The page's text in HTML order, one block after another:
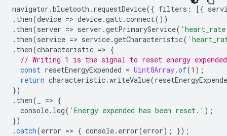
navigator .bluetooth . requestDevice({ filters : [{
. then(device => device.gatt.connect())
. then(server => server .getPrimaryService(
. then(service => service.getCharacteristic(
. then(characteristic => {
// Writing 1 is the signal to reset energy
const resetEnergyExpended = Uint8Array.of(1 );
return characteristic.writeValue(
})
. then( => {
console. log( 'Energy expended has been reset.' );
})
.catch(error => { console. error(error); });